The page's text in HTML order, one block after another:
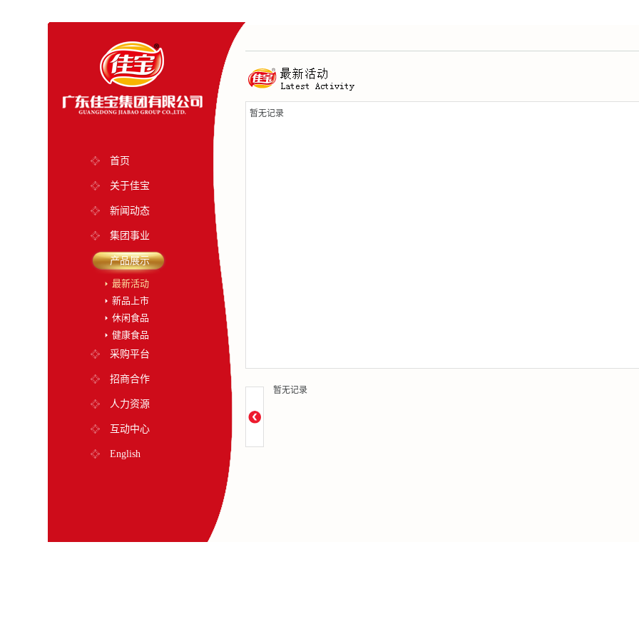
首页
关于佳宝
新闻动态
集团事业
产品展示
最新活动
新品上市
休闲食品
健康食品
采购平台
招商合作
人力资源
互动中心
English
暂无记录
暂无记录